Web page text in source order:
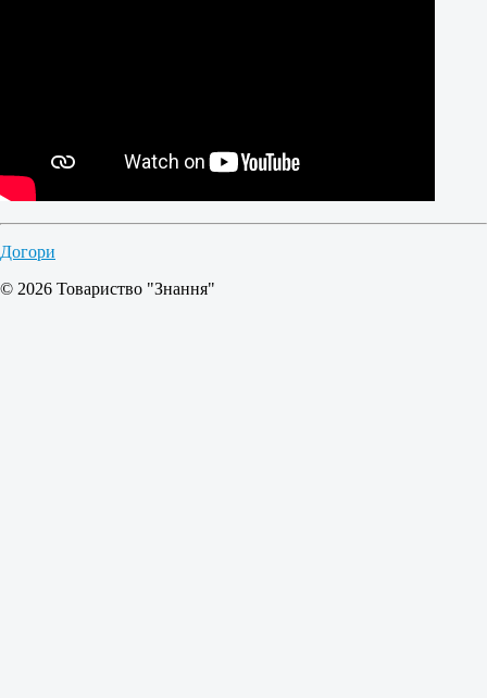
Догори
© 2026 Товариство "Знання"